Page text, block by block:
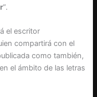
”.
el escritor
compartirá con el
como también,
el ámbito de las letras